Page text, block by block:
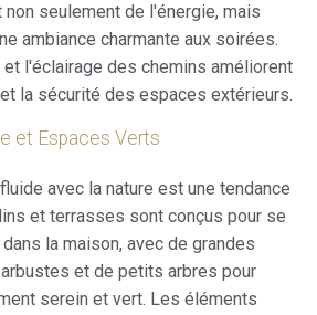
seulement de l'énergie, mais
ambiance charmante aux soirées.
l'éclairage des chemins améliorent
la sécurité des espaces extérieurs.
et Espaces Verts
avec la nature est une tendance
et terrasses sont conçus pour se
la maison, avec de grandes
et de petits arbres pour
serein et vert. Les éléments